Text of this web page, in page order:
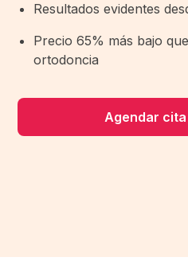
Resultados evidentes
Precio 65% más bajo
ortodoncia
Agendar cita